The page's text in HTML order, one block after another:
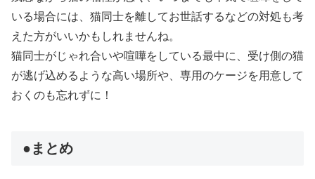
いる場合には、猫同士を離してお世話するなどの対処も考
えた方がいいかもしれませんね。
猫同士がじゃれ合いや喧嘩をしている最中に、受け側の猫
が逃げ込めるような高い場所や、専用のケージを用意して
おくのも忘れずに！
●まとめ